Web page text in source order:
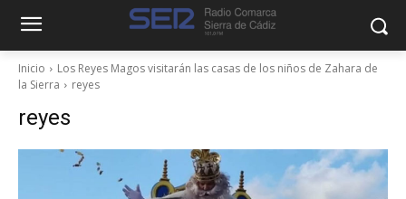
Inicio
Los Reyes Magos visitarán las casas de los niños de Zahara de
la Sierra
reyes
reyes